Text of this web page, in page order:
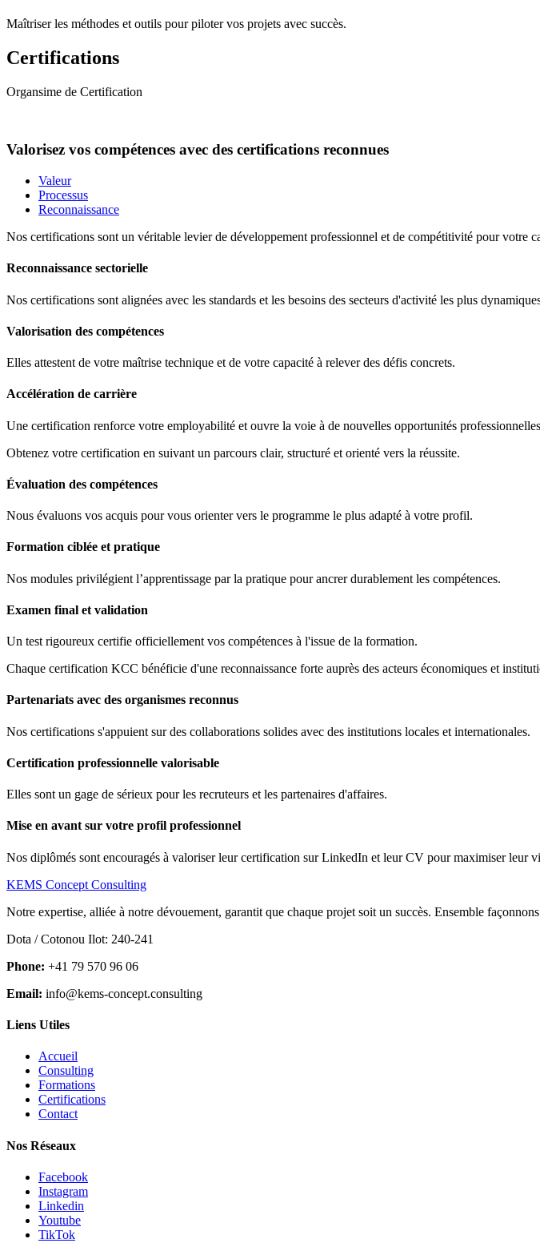
Maîtriser les méthodes et outils pour piloter vos projets avec succès.
Certifications
Organsime de Certification
Valorisez vos compétences avec des certifications reconnues
Valeur
Processus
Reconnaissance
Nos certifications sont un véritable levier de développement professionnel et de compétitivité pour votre
Reconnaissance sectorielle
Nos certifications sont alignées avec les standards et les besoins des secteurs d'activité les plus
Valorisation des compétences
Elles attestent de votre maîtrise technique et de votre capacité à relever des défis concrets.
Accélération de carrière
Une certification renforce votre employabilité et ouvre la voie à de nouvelles opportunités
Obtenez votre certification en suivant un parcours clair, structuré et orienté vers la réussite.
Évaluation des compétences
Nous évaluons vos acquis pour vous orienter vers le programme le plus adapté à votre profil.
Formation ciblée et pratique
Nos modules privilégient l’apprentissage par la pratique pour ancrer durablement les compétences.
Examen final et validation
Un test rigoureux certifie officiellement vos compétences à l'issue de la formation.
Chaque certification KCC bénéficie d'une reconnaissance forte auprès des acteurs économiques et
Partenariats avec des organismes reconnus
Nos certifications s'appuient sur des collaborations solides avec des institutions locales et internationales.
Certification professionnelle valorisable
Elles sont un gage de sérieux pour les recruteurs et les partenaires d'affaires.
Mise en avant sur votre profil professionnel
Nos diplômés sont encouragés à valoriser leur certification sur LinkedIn et leur CV pour maximiser leur
KEMS Concept Consulting
Notre expertise, alliée à notre dévouement, garantit que chaque projet soit un succès. Ensemble
Dota / Cotonou Ilot: 240-241
Phone: +41 79 570 96 06
Email: info@kems-concept.consulting
Liens Utiles
Accueil
Consulting
Formations
Certifications
Contact
Nos Réseaux
Facebook
Instagram
Linkedin
Youtube
TikTok